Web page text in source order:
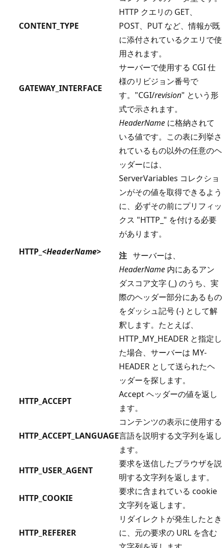
CONTENT_TYPE
HTTP クエリの GET、
POST、PUT など、情報が既
に添付されているクエリで使
用されます。
GATEWAY_INTERFACE
サーバーで使用する CGI 仕
様のリビジョン番号で
す。"CGI/revision" という形
式で示されます。
HTTP_<HeaderName>
HeaderName に格納されて
いる値です。この表に列挙さ
れているもの以外の任意のヘ
ッダーには、
ServerVariables コレクショ
ンがその値を取得できるよう
に、必ずその前にプリフィッ
クス "HTTP_" を付ける必要
があります。
注 サーバーは、
HeaderName 内にあるアン
ダスコア文字 (_) のうち、実
際のヘッダー部分にあるもの
をダッシュ記号 (-) として解
釈します。たとえば、
HTTP_MY_HEADER と指定し
た場合、サーバーは MY-
HEADER として送られたヘ
ッダーを探します。
HTTP_ACCEPT
Accept ヘッダーの値を返し
ます。
HTTP_ACCEPT_LANGUAGE
コンテンツの表示に使用する
言語を説明する文字列を返し
ます。
HTTP_USER_AGENT
要求を送信したブラウザを説
明する文字列を返します。
HTTP_COOKIE
要求に含まれている cookie
文字列を返します。
HTTP_REFERER
リダイレクトが発生したとき
に、元の要求の URL を含む